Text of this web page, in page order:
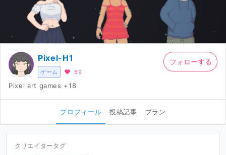
ゲーム
Pixel-H1
59
Pixel art games +18
フォローする
プロフィール 投稿記事 プラン
クリエイタータグ